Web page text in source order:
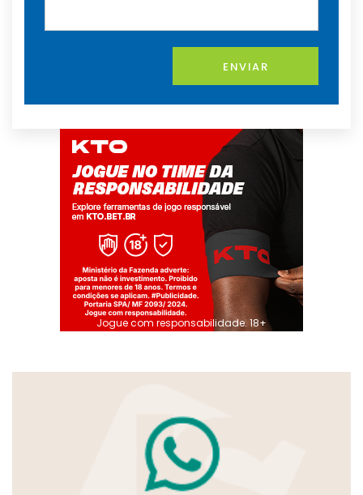
ENVIAR
Jogue com responsabilidade. 18+